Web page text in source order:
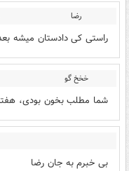
رضا
راستی کی دادستان میشه
خخخ گو
شما مطلب بخون بودی،
بی خبرم به جان رضا